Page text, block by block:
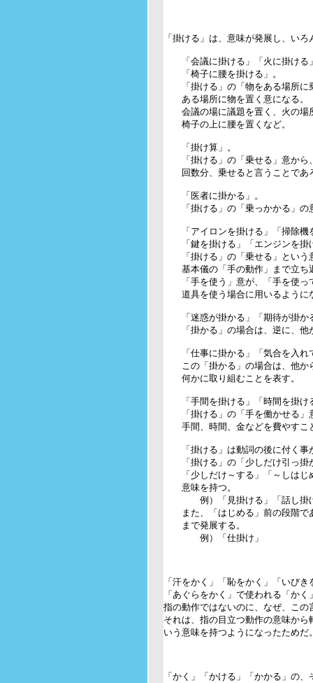
「掛ける」は、意味が発展し、い
「会議に掛ける」「火に掛ける
「椅子に腰を掛ける」。
「掛ける」の「物をある場所に
ある場所に物を置く意になる。
会議の場に議題を置く、火の場
椅子の上に腰を置くなど。
「掛け算」。
「掛ける」の「乗せる」意から
回数分、乗せると言うことであ
「医者に掛かる」。
「掛ける」の「乗っかかる」の
「アイロンを掛ける」「掃除機
「鍵を掛ける」「エンジンを掛
「掛ける」の「乗せる」という
基本儀の「手の動作」まで立ち
「手を使う」意が、「手を使っ
道具を使う場合に用いるように
「迷惑が掛かる」「期待が掛か
「掛かる」の場合は、逆に、他
「仕事に掛かる」「気合を入れ
この「掛かる」の場合は、他か
何かに取り組むことを表す。
「手間を掛ける」「時間を掛け
「掛ける」の「手を働かせる」
手間、時間、金などを費やすこ
「掛ける」は動詞の後に付く事
「掛ける」の「少しだけ引っ掛
「少しだけ～する」「～しはじ
意味を持つ。
例）「見掛ける」「話し掛け
また、「はじめる」前の段階で
まで発展する。
例）「仕掛け」
「汗をかく」「恥をかく」「いび
「あぐらをかく」で使われる「か
指の動作ではないのに、なぜ、この
それは、指の目立つ動作の意味か
いう意味を持つようになったためだ
「かく」「かける」「かかる」の